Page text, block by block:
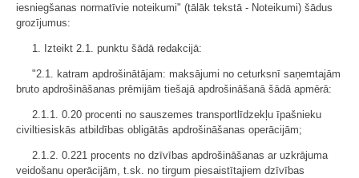
iesniegšanas normatīvie noteikumi" (tālāk tekstā - Noteikumi) šādus
grozījumus:
1. Izteikt 2.1. punktu šādā redakcijā:
"2.1. katram apdrošinātājam: maksājumi no ceturksnī saņemtajām
bruto apdrošināšanas prēmijām tiešajā apdrošināšanā šādā apmērā:
2.1.1. 0.20 procenti no sauszemes transportlīdzekļu īpašnieku
civiltiesiskās atbildības obligātās apdrošināšanas operācijām;
2.1.2. 0.221 procents no dzīvības apdrošināšanas ar uzkrājuma
veidošanu operācijām, t.sk. no tirgum piesaistītajiem dzīvības